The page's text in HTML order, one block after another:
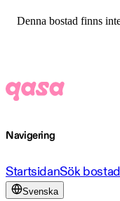
Denna bostad finns
Navigering
StartsidanSök bostad
Svenska